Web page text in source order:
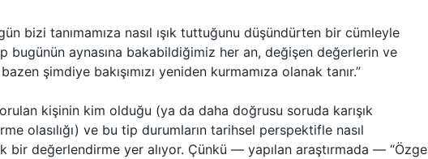
bizi tanımamıza nasıl ışık tuttuğunu düşündürten bir cümleyle
bugünün aynasına bakabildiğimiz her an, değişen değerlerin ve
şimdiye bakışımızı yeniden kurmamıza olanak tanır.”
kişinin kim olduğu (ya da daha doğrusu soruda karışık
olasılığı) ve bu tip durumların tarihsel perspektifle nasıl
bir değerlendirme yer alıyor. Çünkü — yapılan araştırmada — “Özge